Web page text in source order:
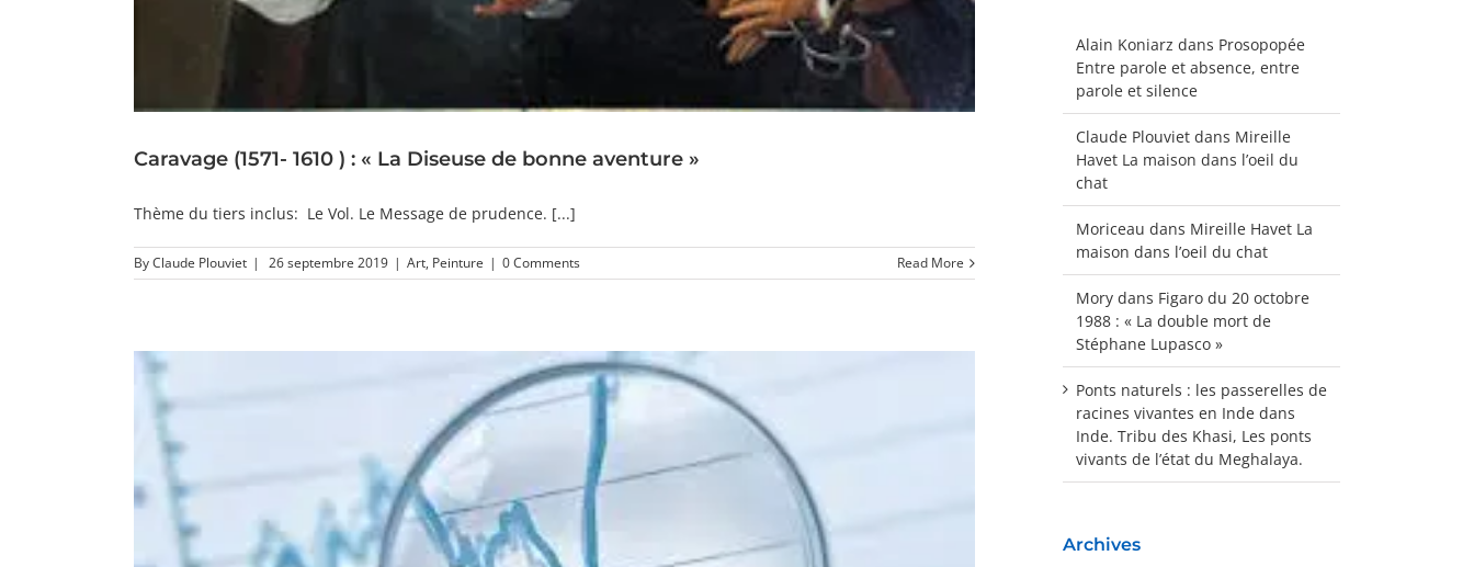
Caravage (1571- 1610 ) : « La Diseuse de bonne aventure »
Thème du tiers inclus: Le Vol. Le Message de prudence. [...]
ByClaude Plouviet | 26 septembre 2019 | Art, Peinture | 0 Comments Read More
Alain Koniarz dans Prosopopée
Entre parole et absence, entre
parole et silence
Claude Plouviet dans Mireille
Havet La maison dans l’oeil du
chat
Moriceau dans Mireille Havet La
maison dans l’oeil du chat
Mory dans Figaro du 20 octobre
1988 : « La double mort de
Stéphane Lupasco »
Ponts naturels : les passerelles de
racines vivantes en Inde dans
Inde. Tribu des Khasi, Les ponts
vivants de l’état du Meghalaya.
Archives